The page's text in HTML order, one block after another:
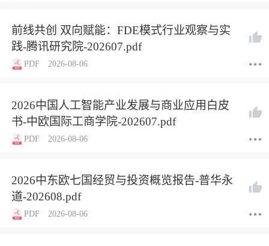
前线共创 双向赋能：FDE模式行业观察与实
践-腾讯研究院-202607.pdf
PDF 2026-08-06
2026中国人工智能产业发展与商业应用白皮
书-中欧国际工商学院-202607.pdf
PDF 2026-08-06
2026中东欧七国经贸与投资概览报告-普华永
道-202608.pdf
PDF 2026-08-06